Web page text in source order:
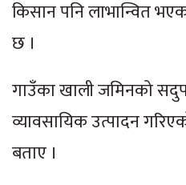
किसान पनि लाभान्वित
छ ।
गाउँका खाली जमिनको
व्यावसायिक उत्पादन
बताए ।